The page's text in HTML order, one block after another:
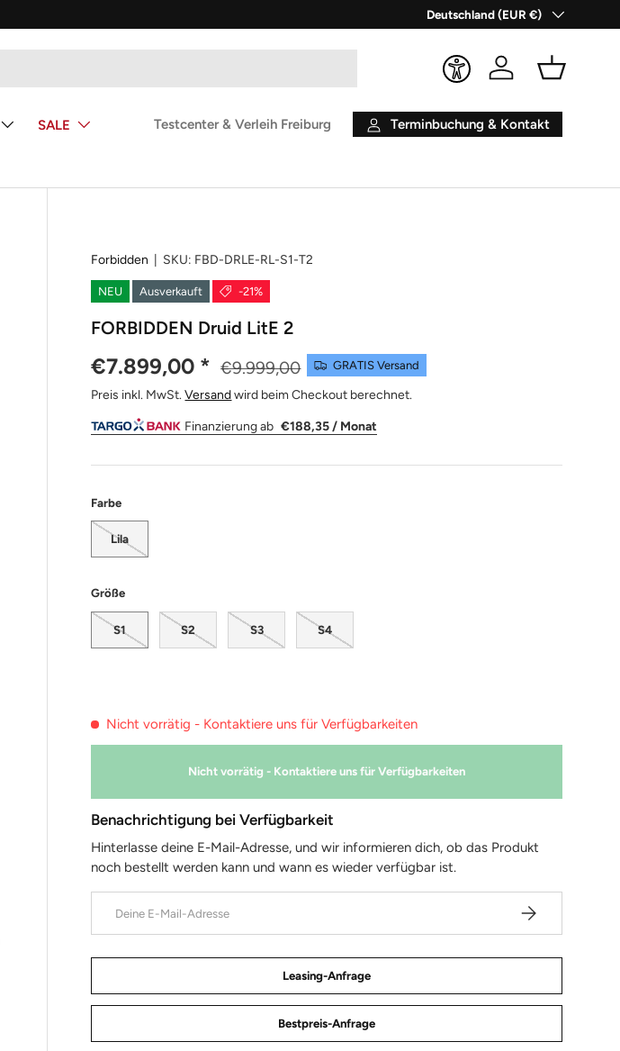
Land/Region
Deutschland (EUR €)
Einloggen
SALE Testcenter & Verleih Freiburg Terminbuchung & Kontakt
Forbidden SKU: FBD-DRLE-RL-S1-T2
NEU Ausverkauft -21%
FORBIDDEN Druid LitE 2
€7.899,00 * €9.999,00 GRATIS Versand
Preis inkl. MwSt.Versandwird beim Checkout berechnet.
Finanzierung ab €188,35 / Monat
Farbe
Lila
Größe
S1 S2 S3 S4
Nicht vorrätig - Kontaktiere uns für Verfügbarkeiten
Nicht vorrätig - Kontaktiere uns für Verfügbarkeiten
Benachrichtigung bei Verfügbarkeit
Hinterlasse deine E-Mail-Adresse, und wir informieren dich, ob das Produkt
noch bestellt werden kann und wann es wieder verfügbar ist.
Abonnieren
Leasing-Anfrage
Bestpreis-Anfrage